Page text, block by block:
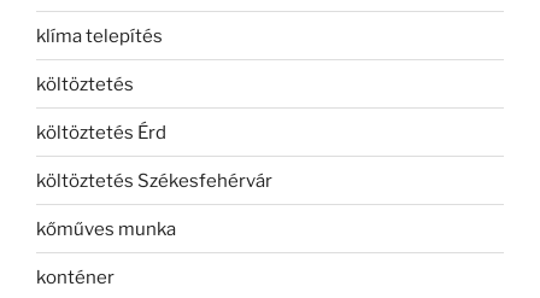
klíma telepítés
költöztetés
költöztetés Érd
költöztetés Székesfehérvár
kőműves munka
konténer